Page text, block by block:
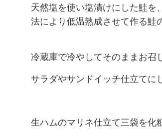
天然塩を使い塩漬けにした鮭を
法により低温熟成させて作る鮭
冷蔵庫で冷やしてそのままお召
サラダやサンドイッチ仕立てに
生ハムのマリネ仕立て三袋を化